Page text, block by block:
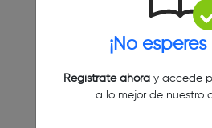
¡No
Regístrate ahoray accede
a lo mejor de nuestro